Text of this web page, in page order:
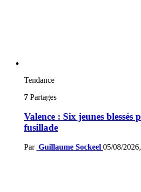
Tendance
7 Partages
Valence : Six jeunes blessés
fusillade
Par Guillaume Sockeel 05/08/